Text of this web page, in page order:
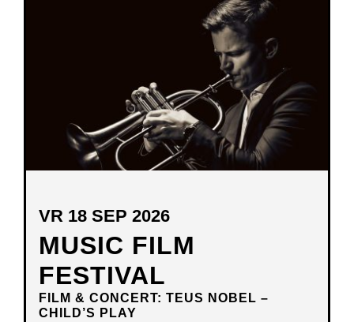
NIEUW
VENSTER
MUSIC FILM
FESTIVAL
FILM & CONCERT: TEUS NOBEL –
CHILD’S PLAY
VR 18 SEP 2026